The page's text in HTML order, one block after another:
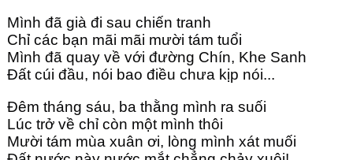
Mình đã già đi sau chiến tranh
Chỉ các bạn mãi mãi mười tám tuổi
Mình đã quay về với đường Chín, Khe Sanh
Đất cúi đầu, nói bao điều chưa kịp nói...
Đêm tháng sáu, ba thằng mình ra suối
Lúc trở về chỉ còn một mình thôi
Mười tám mùa xuân ơi, lòng mình xát muối